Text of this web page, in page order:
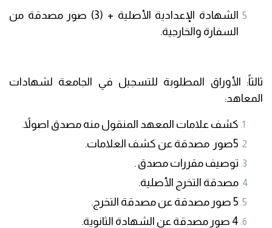
الشهادة الإعدادية الأصلية + (3) صور مصدقة من
السفارة والخارجية.
ثالثاً: الأوراق المطلوبة للتسجيل في الجامعة لشهادات
المعاهد:
كشف علامات المعهد المنقول منه مصدق اصولاً.
5صور مصدقة عن كشف العلامات.
توصيف مقررات مصدق .
مصدقة التخرج الأصلية.
5 صور مصدقة عن مصدقة التخرج.
4 صور مصدقة عن الشهادة الثانوية.